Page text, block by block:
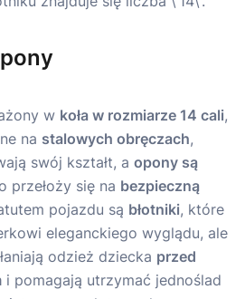
w koła w rozmiarze 14 cali,
na stalowych obręczach,
swój kształt, a opony są
przełoży się na bezpieczną
pojazdu są błotniki, które
eleganckiego wyglądu, ale
odzież dziecka przed
i pomagają utrzymać jednoślad